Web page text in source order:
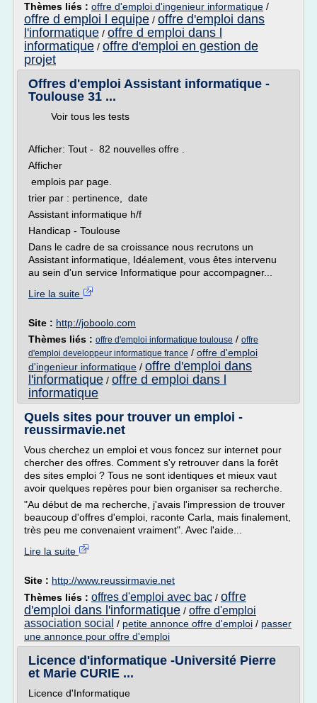
Thèmes liés : offre d'emploi d'ingenieur informatique /
offre d emploi l equipe / offre d'emploi dans
l'informatique / offre d emploi dans l
informatique / offre d'emploi en gestion de
projet
Offres d'emploi Assistant informatique -
Toulouse 31 ...
Voir tous les tests
Afficher: Tout - 82 nouvelles offre .
Afficher
emplois par page.
trier par : pertinence, date
Assistant informatique h/f
Handicap - Toulouse
Dans le cadre de sa croissance nous recrutons un
Assistant informatique, Idéalement, vous êtes intervenu
au sein d'un service Informatique pour accompagner...
Lire la suite
Site : http://joboolo.com
Thèmes liés : offre d'emploi informatique toulouse / offre
d'emploi developpeur informatique france / offre d'emploi
d'ingenieur informatique / offre d'emploi dans
l'informatique / offre d emploi dans l
informatique
Quels sites pour trouver un emploi -
reussirmavie.net
Vous cherchez un emploi et vous foncez sur internet pour
chercher des offres. Comment s'y retrouver dans la forêt
des sites emploi ? Tous ne sont identiques et mieux vaut
avoir quelques repères pour bien organiser sa recherche.
"Au début de ma recherche, j'avais l'impression de trouver
beaucoup d'offres d'emploi, raconte Carla, mais finalement,
très peu me convenaient vraiment". Avec l'aide...
Lire la suite
Site : http://www.reussirmavie.net
Thèmes liés : offres d'emploi avec bac / offre
d'emploi dans l'informatique / offre d'emploi
association social / petite annonce offre d'emploi / passer
une annonce pour offre d'emploi
Licence d'informatique -Université Pierre
et Marie CURIE ...
Licence d'Informatique